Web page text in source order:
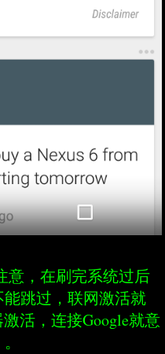
意，在刷完系统过后
跳过，联网激活就
活，连接Google就意